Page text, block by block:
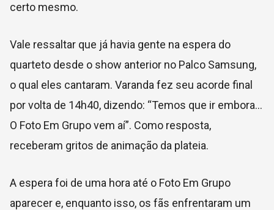
certo mesmo.
Vale ressaltar que já havia gente na espera do
quarteto desde o show anterior no Palco Samsung,
o qual eles cantaram. Varanda fez seu acorde final
por volta de 14h40, dizendo: “Temos que ir embora…
O Foto Em Grupo vem aí”. Como resposta,
receberam gritos de animação da plateia.
A espera foi de uma hora até o Foto Em Grupo
aparecer e, enquanto isso, os fãs enfrentaram um